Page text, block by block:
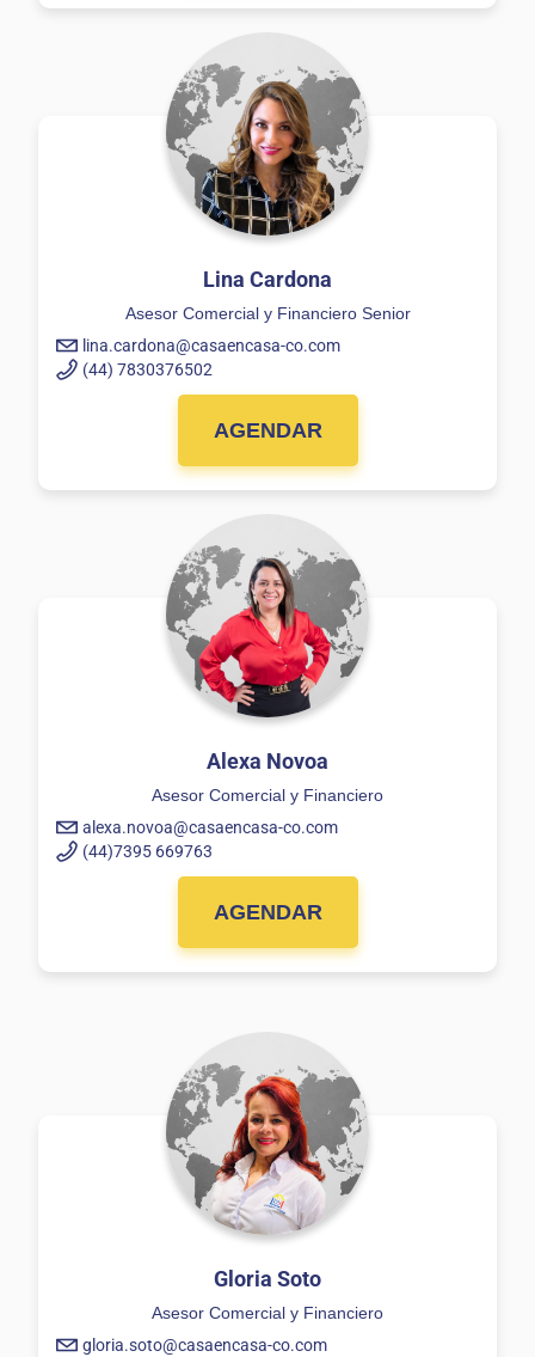
Lina Cardona
Asesor Comercial y Financiero Senior
lina.cardona@casaencasa-co.com
(44) 7830376502
AGENDAR
Alexa Novoa
Asesor Comercial y Financiero
alexa.novoa@casaencasa-co.com
(44)7395 669763
AGENDAR
Gloria Soto
Asesor Comercial y Financiero
gloria.soto@casaencasa-co.com